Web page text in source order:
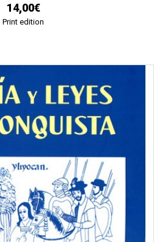
14,00€
Print edition